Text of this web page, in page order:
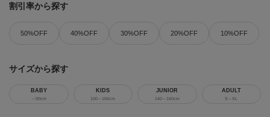
割引率から探す
50%OFF 40%OFF 30%OFF 20%OFF 10%OFF
サイズから探す
BABY
～90cm
KIDS
100～150cm
JUNIOR
140～160cm
ADULT
S～XL